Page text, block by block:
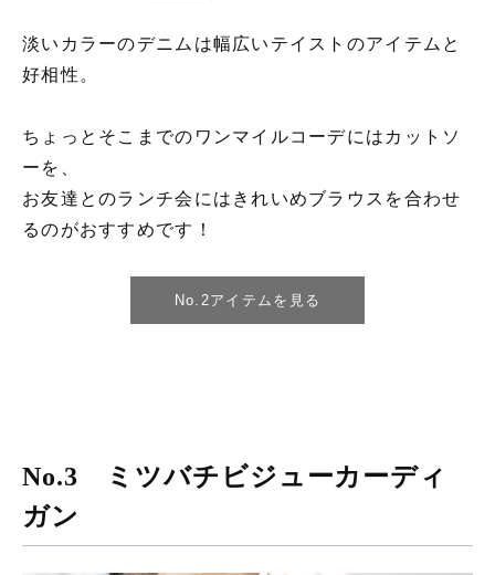
淡いカラーのデニムは幅広いテイストのアイテムと
好相性。
ちょっとそこまでのワンマイルコーデにはカットソ
ーを、
お友達とのランチ会にはきれいめブラウスを合わせ
るのがおすすめです！
No.2アイテムを見る
No.3 ミツバチビジューカーディ
ガン